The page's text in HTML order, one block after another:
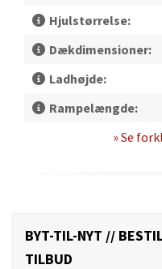
Hjulstørrelse:
Dækdimensioner:
Ladhøjde:
Rampelængde:
» Se
BYT-TIL-NYT //
TILBUD